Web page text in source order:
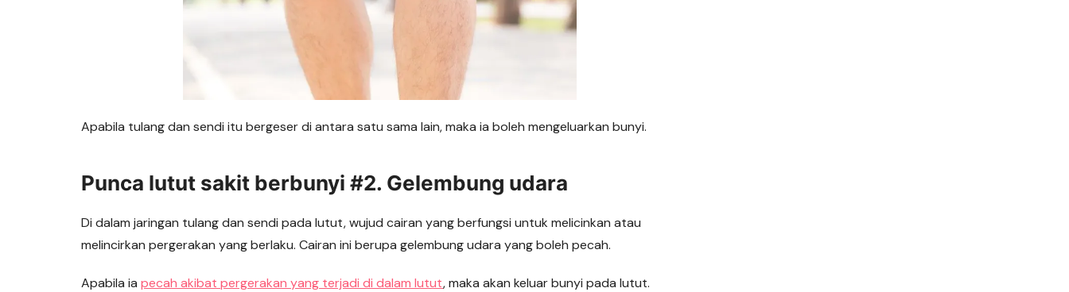
Apabila tulang dan sendi itu bergeser di antara satu sama lain, maka ia boleh mengeluarkan bunyi.
Punca lutut sakit berbunyi #2. Gelembung udara
Di dalam jaringan tulang dan sendi pada lutut, wujud cairan yang berfungsi untuk melicinkan atau
melincirkan pergerakan yang berlaku. Cairan ini berupa gelembung udara yang boleh pecah.
Apabila ia pecah akibat pergerakan yang terjadi di dalam lutut, maka akan keluar bunyi pada lutut.